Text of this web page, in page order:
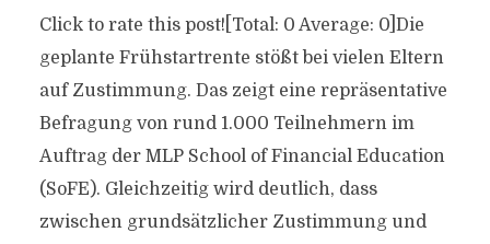
Click to rate this post![Total: 0 Average: 0]Die
geplante Frühstartrente stößt bei vielen Eltern
auf Zustimmung. Das zeigt eine repräsentative
Befragung von rund 1.000 Teilnehmern im
Auftrag der MLP School of Financial Education
(SoFE). Gleichzeitig wird deutlich, dass
zwischen grundsätzlicher Zustimmung und